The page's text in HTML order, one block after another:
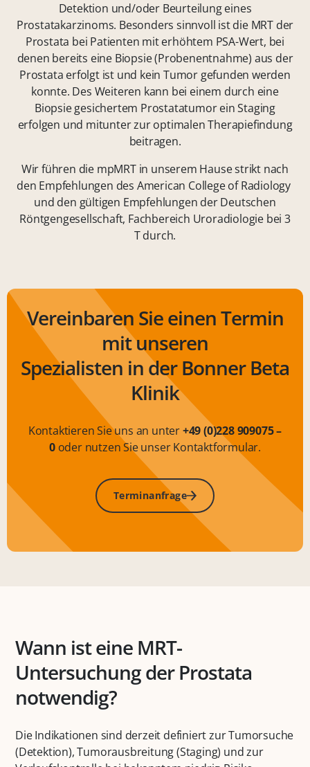
Detektion und/oder Beurteilung eines
Prostatakarzinoms. Besonders sinnvoll ist die MRT der
Prostata bei Patienten mit erhöhtem PSA-Wert, bei
denen bereits eine Biopsie (Probenentnahme) aus der
Prostata erfolgt ist und kein Tumor gefunden werden
konnte. Des Weiteren kann bei einem durch eine
Biopsie gesichertem Prostatatumor ein Staging
erfolgen und mitunter zur optimalen Therapiefindung
beitragen.
Wir führen die mpMRT in unserem Hause strikt nach
den Empfehlungen des American College of Radiology
und den gültigen Empfehlungen der Deutschen
Röntgengesellschaft, Fachbereich Uroradiologie bei 3
T durch.
Vereinbaren Sie einen Termin
mit unseren
Spezialisten in der Bonner Beta
Klinik
Kontaktieren Sie uns an unter+49 (0)228 909075 –
0oder nutzen Sie unser Kontaktformular.
Terminanfrage
Wann ist eine MRT-
Untersuchung der Prostata
notwendig?
Die Indikationen sind derzeit definiert zur Tumorsuche
(Detektion), Tumorausbreitung (Staging) und zur